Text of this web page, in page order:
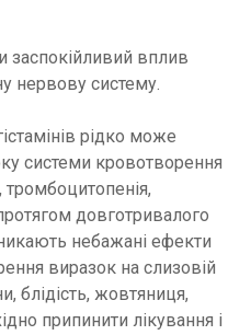
вплив
нервову систему.
рідко може
системи кровотворення
тромбоцитопенія,
довготривалого
небажані ефекти
виразок на слизовій
блідість, жовтяниця,
припинити лікування і